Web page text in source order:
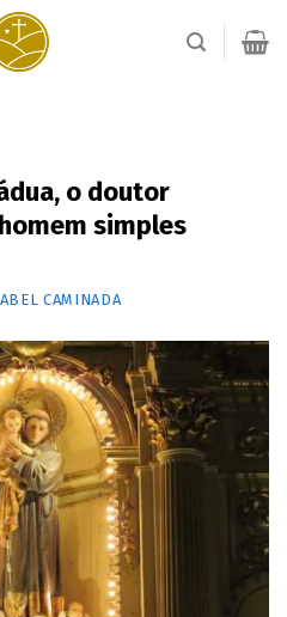
o doutor
simples
CAMINADA